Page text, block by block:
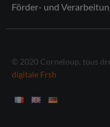
Förder- und
© 2020 Corneloup, tous
digitale Frsh